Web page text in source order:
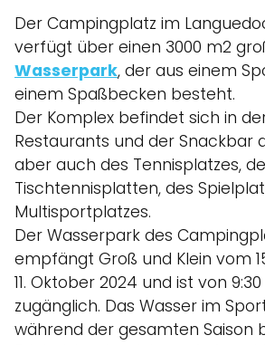
Der Campingplatz im
verfügt über einen 3000 m2
Wasserpark, der aus einem
einem Spaßbecken besteht.
Der Komplex befindet sich in
Restaurants und der Snackbar
aber auch des Tennisplatzes,
Tischtennisplatten, des
Multisportplatzes.
Der Wasserpark des
empfängt Groß und Klein vom
11. Oktober 2024 und ist von 9:30
zugänglich. Das Wasser im
während der gesamten Saison